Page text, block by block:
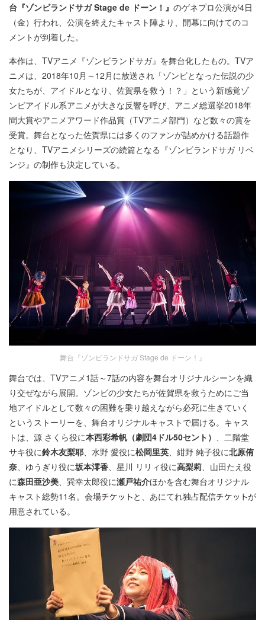
台『ゾンビランドサガ Stage de ドーン！』 のゲネプロ公演が4日
（金）行われ、公演を終えたキャスト陣より、開幕に向けてのコ
メントが到着した。
本作は、TVアニメ『ゾンビランドサガ』を舞台化したもの。TVア
ニメは、2018年10月～12月に放送され「ゾンビとなった伝説の少
女たちが、アイドルとなり、佐賀県を救う！？」という新感覚ゾ
ンビアイドル系アニメが大きな反響を呼び、アニメ総選挙2018年
間大賞やアニメアワード作品賞（TVアニメ部門）など数々の賞を
受賞。舞台となった佐賀県には多くのファンが詰めかける話題作
となり、TVアニメシリーズの続篇となる『ゾンビランドサガ リベ
ンジ』の制作も決定している。
舞台『ゾンビランドサガ Stage de ドーン！』
舞台では、TVアニメ1話～7話の内容を舞台オリジナルシーンを織
り交ぜながら展開。ゾンビの少女たちが佐賀県を救うためにご当
地アイドルとして数々の困難を乗り越えながら必死に生きていく
というストーリーを、舞台オリジナルキャストで届ける。キャス
トは、源 さくら役に本西彩希帆（劇団4ドル50セント） 、二階堂
サキ役に鈴木友梨耶、水野 愛役に松岡里英、紺野 純子役に北原侑
奈、ゆうぎり役に坂本澪香、星川 リリィ役に高梨莉、山田たえ役
に森田亜沙美、巽幸太郎役に瀬戸祐介ほかを含む舞台オリジナル
キャスト総勢11名。会場
と、あにてれ独占配信
が
用意されている。